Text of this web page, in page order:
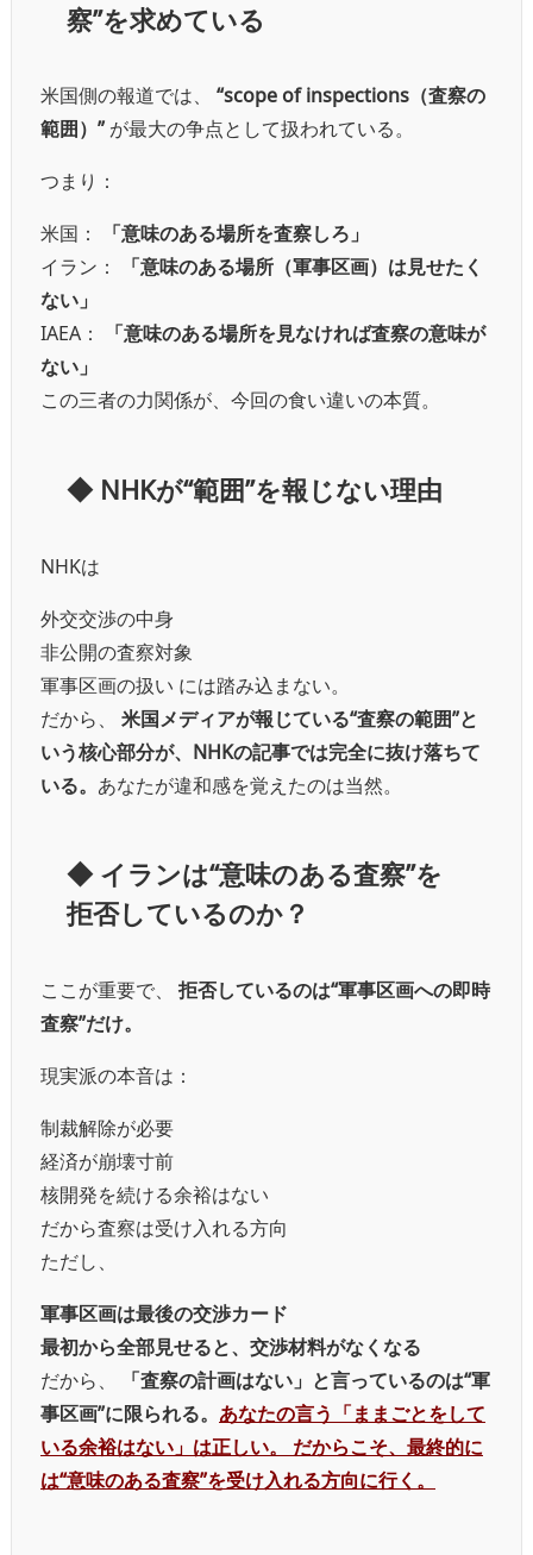
察”を求めている
米国側の報道では、 “scope of inspections（査察の
範囲）” が最大の争点として扱われている。
つまり：
米国：
「意味のある場所を査察しろ」
イラン：
「意味のある場所（軍事区画）は見せたく
ない」
IAEA：
「意味のある場所を見なければ査察の意味が
ない」
この三者の力関係が、今回の食い違いの本質。
◆ NHKが“範囲”を報じない理由
NHKは
外交交渉の中身
非公開の査察対象
軍事区画の扱い には踏み込まない。
だから、 米国メディアが報じている“査察の範囲”と
いう核心部分が、NHKの記事では完全に抜け落ちて
いる。 あなたが違和感を覚えたのは当然。
◆イランは“意味のある査察”を
拒否しているのか？
ここが重要で、 拒否しているのは“軍事区画への即時
査察”だけ。
現実派の本音は：
制裁解除が必要
経済が崩壊寸前
核開発を続ける余裕はない
だから査察は受け入れる方向
ただし、
軍事区画は最後の交渉カード
最初から全部見せると、交渉材料がなくなる
だから、
「査察の計画はない」と言っているのは“軍
事区画”に限られる。 あなたの言う「ままごとをして
いる余裕はない」は正しい。 だからこそ、最終的に
は“意味のある査察”を受け入れる方向に行く。